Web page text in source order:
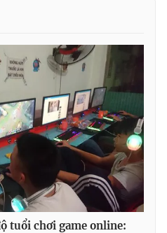
tuổi chơi game online: